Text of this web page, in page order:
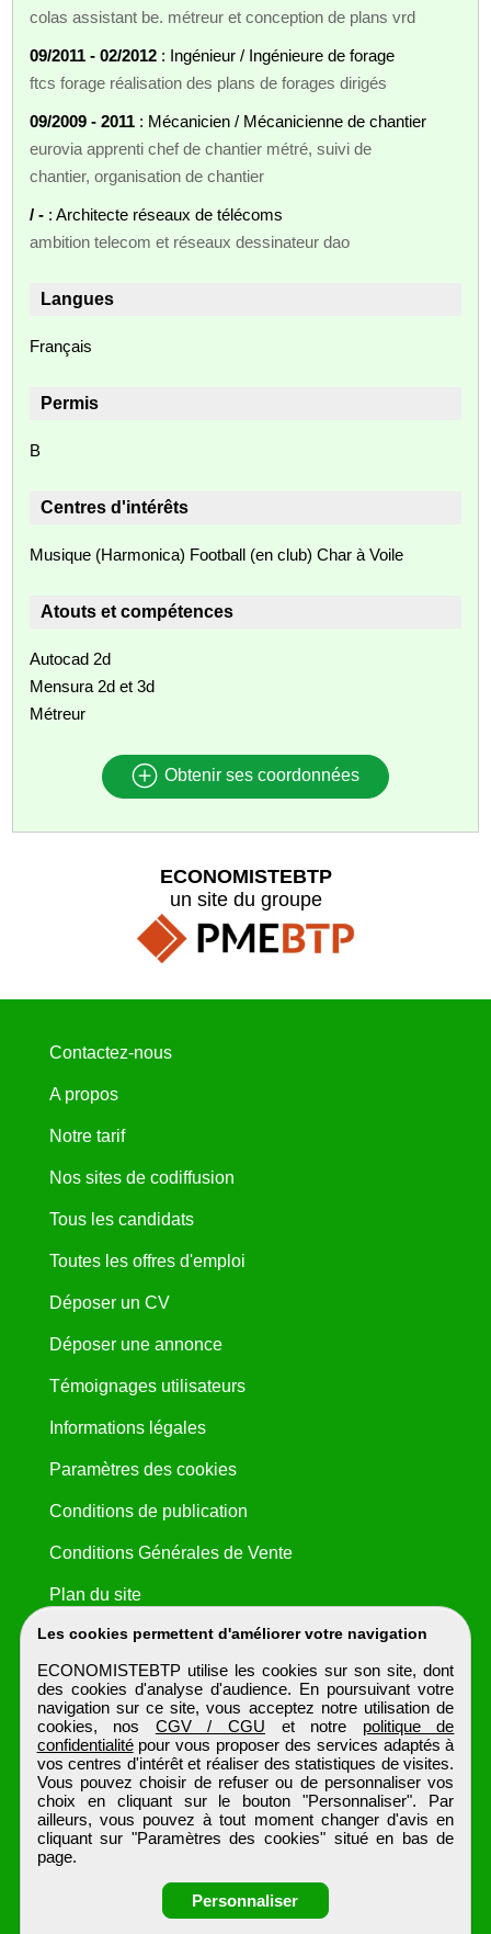
colas assistant be. métreur et conception de plans vrd
09/2011 - 02/2012 : Ingénieur / Ingénieure de forage
ftcs forage réalisation des plans de forages dirigés
09/2009 - 2011 : Mécanicien / Mécanicienne de chantier
eurovia apprenti chef de chantier métré, suivi de
chantier, organisation de chantier
/ - : Architecte réseaux de télécoms
ambition telecom et réseaux dessinateur dao
Langues
Français
Permis
B
Centres d'intérêts
Musique (Harmonica) Football (en club) Char à Voile
Atouts et compétences
Autocad 2d
Mensura 2d et 3d
Métreur
Obtenir ses coordonnées
Les cookies permettent d'améliorer votre navigation
ECONOMISTEBTP utilise les cookies sur son site, dont
des cookies d'analyse d'audience. En poursuivant votre
navigation sur ce site, vous acceptez notre utilisation de
cookies, nos CGV / CGU et notre politique de
confidentialitépour vous proposer des services adaptés à
vos centres d'intérêt et réaliser des statistiques de visites.
Vous pouvez choisir de refuser ou de personnaliser vos
choix en cliquant sur le bouton "Personnaliser". Par
ailleurs, vous pouvez à tout moment changer d'avis en
cliquant sur "Paramètres des cookies" situé en bas de
page.
Personnaliser
ECONOMISTEBTP
un site du groupe
Contactez-nous
A propos
Notre tarif
Nos sites de codiffusion
Tous les candidats
Toutes les offres d'emploi
Déposer un CV
Déposer une annonce
Témoignages utilisateurs
Informations légales
Paramètres des cookies
Conditions de publication
Conditions Générales de Vente
Plan du site